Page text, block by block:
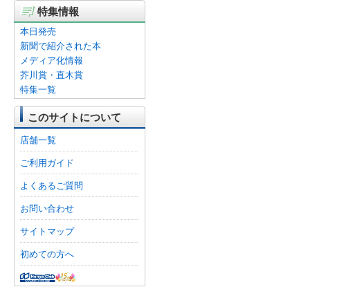
特集情報
本日発売
新聞で紹介された本
メディア化情報
芥川賞・直木賞
特集一覧
このサイトについて
店舗一覧
ご利用ガイド
よくあるご質問
お問い合わせ
サイトマップ
初めての方へ